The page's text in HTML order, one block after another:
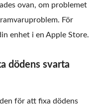
ovan, om problemet
För
enhet i en Apple Store.
dödens svarta
för att fixa dödens